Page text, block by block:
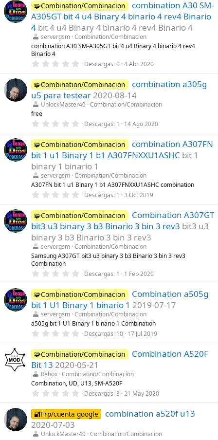
(
s
)
0
e
s
t
r
e
l
s
)
🧩Combination/Combinacion
combination A30 SM-
A305GT bit 4 u4 Binary 4 binario 4 rev4 Binario
4 bit 4 u4 Binary 4 binario 4 rev4 Binario 4
servergsm Combination/Combinacion
combination A30 SM-A305GT bit 4 u4 Binary 4 binario 4 rev4
Binario 4
0
0
0
e
s
t
l
a
(
s
)
Descargas 0 4 Abr 2020
🧩Combination/Combinacion
combination a305g
u5 para testear 2020-08-14
UnlockMaster40 Combination/Combinacion
free
0
0
0
e
s
t
r
e
l
a
(
s
)
Descargas 1 14 Ago 2020
🧩Combination/Combinacion
combination A307FN
bit 1 u1 Binary 1 b1 A307FNXXU1ASHC bit 1
binary 1 binario 1
servergsm Combination/Combinacion
A307FN bit 1 u1 Binary 1 b1 A307FNXXU1ASHC combination
0
0
0
e
s
t
r
e
l
s
)
Descargas 1 3 Oct 2019
🧩Combination/Combinacion
Combination A307GT
bit3 u3 binary 3 b3 Binario 3 bin 3 rev3 bit3 u3
binary 3 b3 Binario 3 bin 3 rev3
servergsm Combination/Combinacion
Samsung A307GT bit3 u3 binary 3 b3 Binario 3 bin 3 rev3
Combination
0
0
0
e
s
t
r
e
l
a
(
s
)
Descargas 1 1 Feb 2020
🧩Combination/Combinacion
Combination a505g
bit 1 U1 Binary 1 binario 1 2019-07-17
servergsm Combination/Combinacion
a505g bit 1 U1 Binary 1 binario 1 Combination
0
0
0
e
s
t
r
e
l
a
(
s
Descargas 10 17 Jul 2019
🧩Combination/Combinacion
Combination A520F
Bit 13 2020-05-21
Rehox Combination/Combinacion
Combination, UD, U13, SM-A520F
0
0
0
e
t
Descargas 3 21 May 2020
🔐Frp/cuenta google
combination a520f u13
2020-07-03
UnlockMaster40 Combination/Combinacion